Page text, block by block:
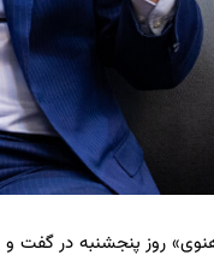
روز پنجشنبه در گفت و گو